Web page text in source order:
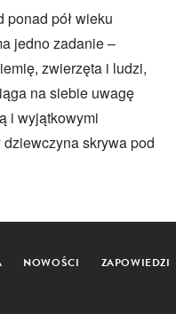
pół wieku
jedno zadanie –
zwierzęta i ludzi,
na siebie uwagę
i wyjątkowymi
skrywa pod
NOWOŚCI ZAPOWIEDZI